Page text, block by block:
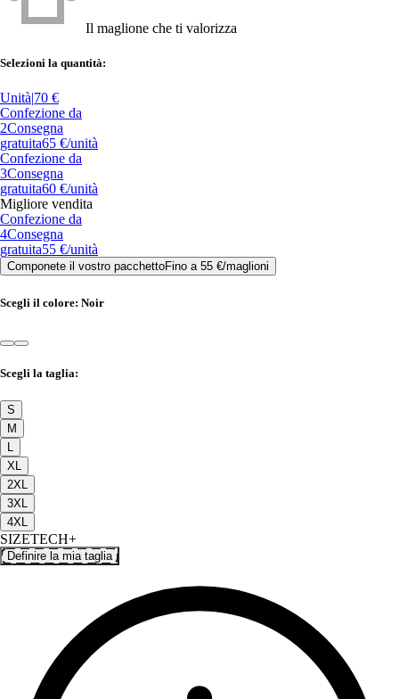
Il maglione che ti valorizza
Selezioni la quantità:
Unità|70 €
Confezione da
2Consegna
gratuita65 €/unità
Confezione da
3Consegna
gratuita60 €/unità
Migliore vendita
Confezione da
4Consegna
gratuita55 €/unità
Componete il vostro pacchettoFino a 55 €/maglioni
Scegli il colore: Noir
Scegli la taglia:
S
M
XL
2XL
3XL
4XL
SIZETECH+
Definire la mia taglia